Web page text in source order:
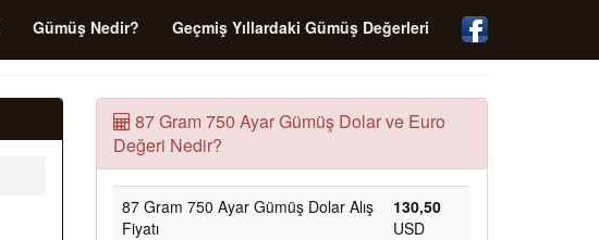
Gümüş Nedir? Geçmiş Yıllardaki Gümüş Değerleri
87 Gram 750 Ayar Gümüş Dolar ve Euro
Değeri Nedir?
87 Gram 750 Ayar Gümüş Dolar Alış
Fiyatı
130,50
USD